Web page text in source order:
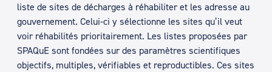
liste de sites de décharges à réhabiliter et les adresse au
gouvernement. Celui-ci y sélectionne les sites qu’il veut
voir réhabilités prioritairement. Les listes proposées par
SPAQuE sont fondées sur des paramètres scientifiques
objectifs, multiples, vérifiables et reproductibles. Ces sites